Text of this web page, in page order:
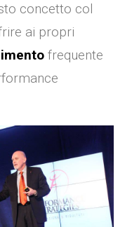
concetto col
ai propri
frequente